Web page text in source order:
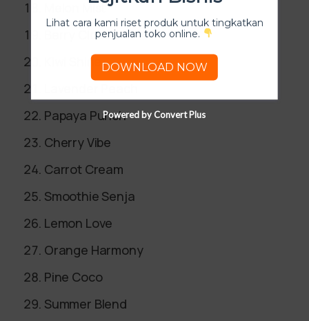
Melon Mist
Berry Cloud
Kiwi Shine
Papaya Punch
Cherry Vibe
Carrot Cream
Smoothie Senja
Lemon Love
Orange Harmony
Pine Coco
Summer Blend
Lihat cara kami riset produk untuk tingkatkan
penjualan toko online.
DOWNLOAD NOW
Powered by Convert Plus